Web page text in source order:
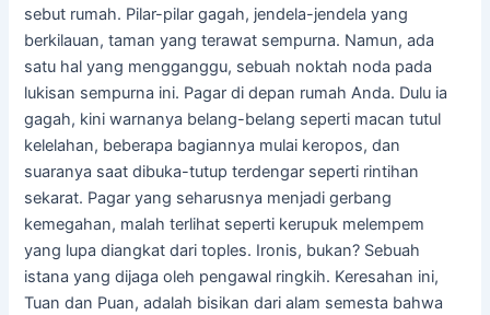
sebut rumah. Pilar-pilar gagah, jendela-jendela yang
berkilauan, taman yang terawat sempurna. Namun, ada
satu hal yang mengganggu, sebuah noktah noda pada
lukisan sempurna ini. Pagar di depan rumah Anda. Dulu ia
gagah, kini warnanya belang-belang seperti macan tutul
kelelahan, beberapa bagiannya mulai keropos, dan
suaranya saat dibuka-tutup terdengar seperti rintihan
sekarat. Pagar yang seharusnya menjadi gerbang
kemegahan, malah terlihat seperti kerupuk melempem
yang lupa diangkat dari toples. Ironis, bukan? Sebuah
istana yang dijaga oleh pengawal ringkih. Keresahan ini,
Tuan dan Puan, adalah bisikan dari alam semesta bahwa